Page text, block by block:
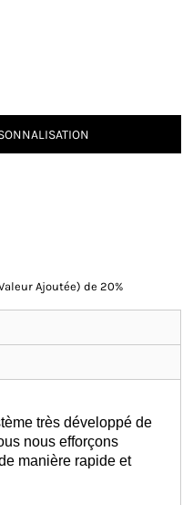
Ajoutée) de 20%
très développé de
nous efforçons
manière rapide et